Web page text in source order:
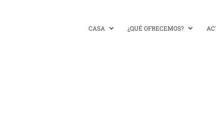
CASA ¿QUÉ OFRECEMOS?